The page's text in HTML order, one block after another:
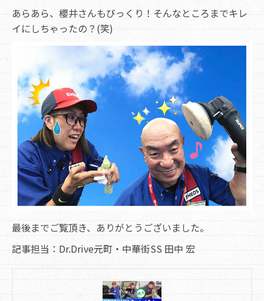
あらあら、櫻井さんもびっくり！そんなところまでキレ
イにしちゃったの？(笑)
最後までご覧頂き、ありがとうございました。
記事担当：Dr.Drive元町・中華街SS 田中 宏